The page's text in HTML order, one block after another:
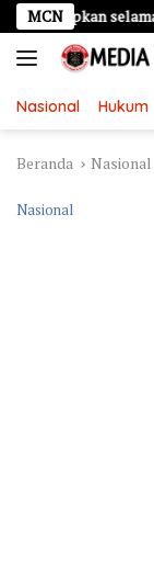
Langsung
ke
konten
MCN
selamat
Nasional Hukum
Beranda Nasional
Nasional